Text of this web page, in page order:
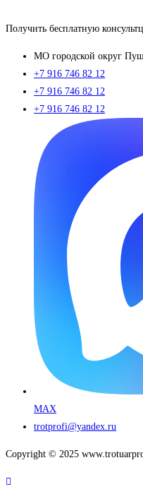
Получить бесплатную
МO городской округ
+7 916 746 82 12
+7 916 746 82 12
+7 916 746 82 12
MAX
trotprofi@yandex.ru
Copyright © 2025